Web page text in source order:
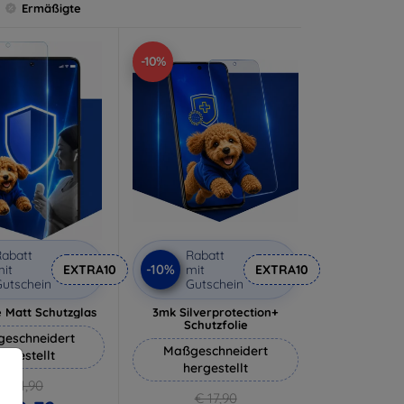
Ermäßigte
EXTRA10
Matt Schutzglas
€ 11,90
-10%
-10%
Rabatt
mit
Gutschein
EXTRA10
3mk Silverprotection+
Schutzfolie
Maßgeschneidert
hergestellt
€ 17,90